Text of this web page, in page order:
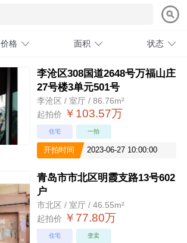
价格 面积 状态
李沧区308国道2648号万福山庄
27号楼3单元501号
李沧区 / 室厅 / 86.76m²
起拍价 ￥103.57万
住宅 一拍
开拍时间 2023-06-27 10:00:00
青岛市市北区明霞支路13号602
户
市北区 / 室厅 / 46.55m²
起拍价 ￥77.80万
住宅 变卖